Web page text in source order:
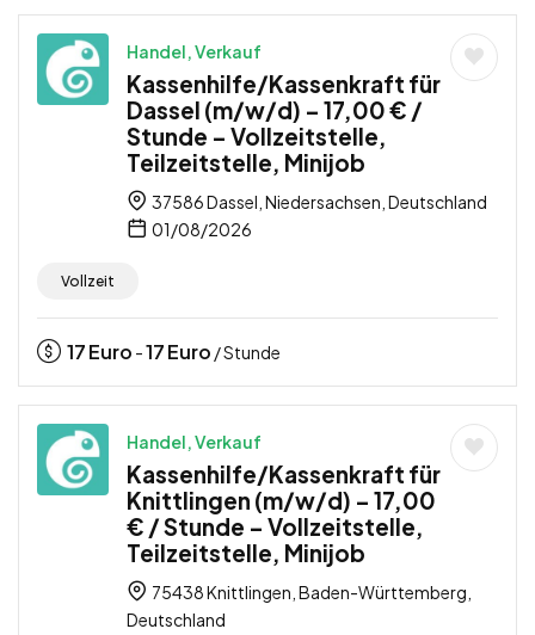
Handel, Verkauf
Kassenhilfe/Kassenkraft für
Dassel (m/w/d) – 17,00 € /
Stunde – Vollzeitstelle,
Teilzeitstelle, Minijob
37586 Dassel, Niedersachsen, Deutschland
01/08/2026
Vollzeit
17Euro -17Euro / Stunde
Handel, Verkauf
Kassenhilfe/Kassenkraft für
Knittlingen (m/w/d) – 17,00
€ / Stunde – Vollzeitstelle,
Teilzeitstelle, Minijob
75438 Knittlingen, Baden-Württemberg,
Deutschland